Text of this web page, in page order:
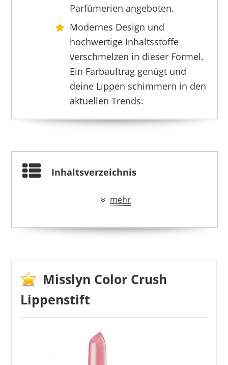
OULAC
6,79 €
5,99 €*
Parfümerien angeboten.
Modernes Design und
hochwertige Inhaltsstoffe
verschmelzen in dieser Formel.
Ein Farbauftrag genügt und
deine Lippen schimmern in den
aktuellen Trends.
Inhaltsverzeichnis
mehr
Misslyn Color Crush
Lippenstift